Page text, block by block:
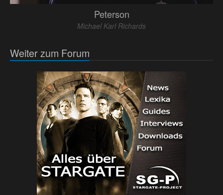
Peterson
Michael Karl Richards
Weiter zum Forum